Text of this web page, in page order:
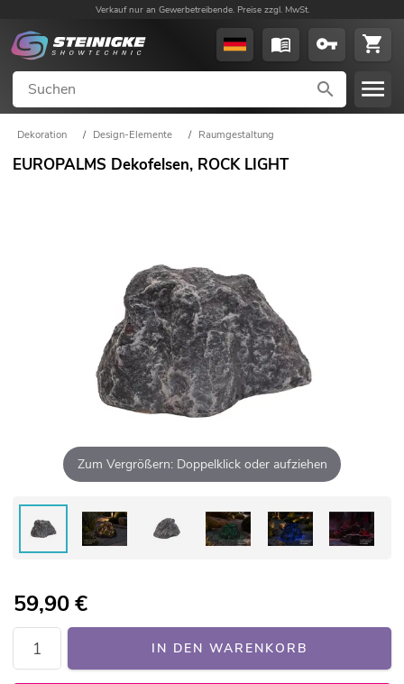
Verkauf nur an Gewerbetreibende. Preise zzgl. MwSt.
Dekoration / Design-Elemente / Raumgestaltung
EUROPALMS Dekofelsen, ROCK LIGHT
Zum Vergrößern: Doppelklick oder aufziehen
59,90€
IN DEN WARENKORB